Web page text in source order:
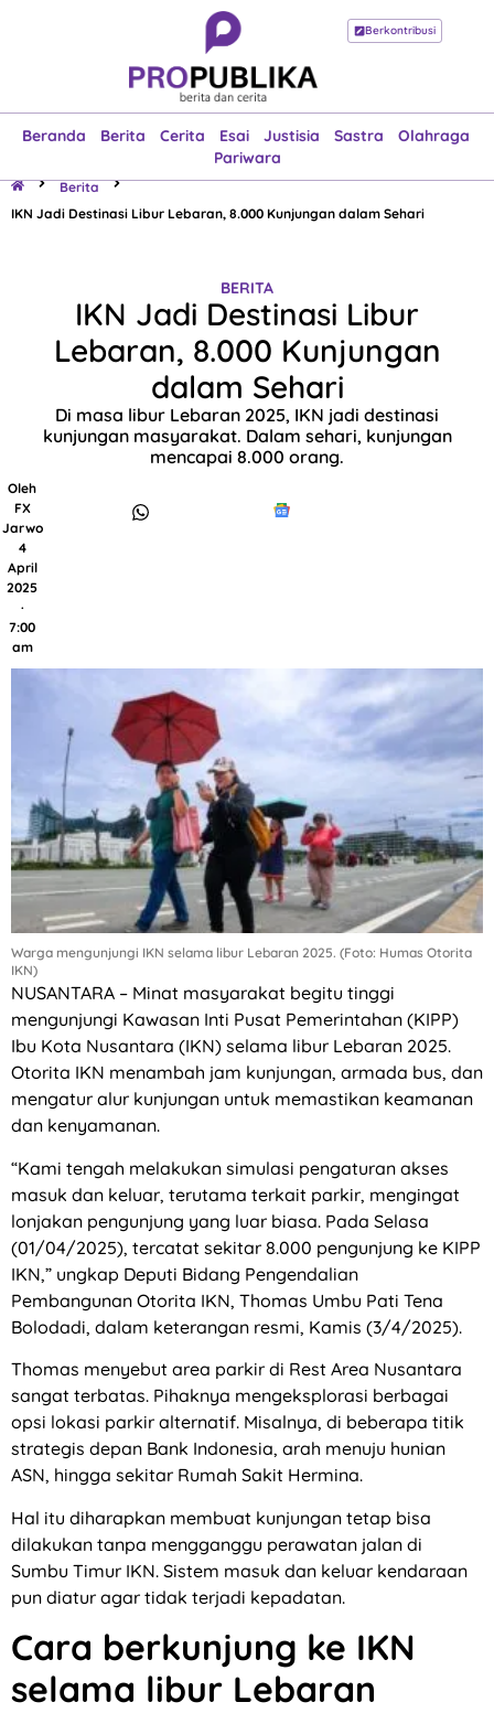
Berkontribusi
Beranda Berita Cerita Esai Justisia Sastra
Olahraga
Pariwara
Beranda
Esai
Justisia
Sastra
Olahraga
Pariwara
Berita
IKN Jadi Destinasi Libur Lebaran, 8.000 Kunjungan dalam Sehari
BERITA
IKN Jadi Destinasi Libur
Lebaran, 8.000 Kunjungan
dalam Sehari
Di masa libur Lebaran 2025, IKN jadi destinasi
kunjungan masyarakat. Dalam sehari, kunjungan
mencapai 8.000 orang.
Oleh
FX
Jarwo
4
April
2025
·
7:00
am
Warga mengunjungi IKN selama libur Lebaran 2025. (Foto: Humas Otorita
IKN)
NUSANTARA – Minat masyarakat begitu tinggi
mengunjungi Kawasan Inti Pusat Pemerintahan (KIPP)
Ibu Kota Nusantara (IKN) selama libur Lebaran 2025.
Otorita IKN menambah jam kunjungan, armada bus, dan
mengatur alur kunjungan untuk memastikan keamanan
dan kenyamanan.
“Kami tengah melakukan simulasi pengaturan akses
masuk dan keluar, terutama terkait parkir, mengingat
lonjakan pengunjung yang luar biasa. Pada Selasa
(01/04/2025), tercatat sekitar 8.000 pengunjung ke KIPP
IKN,” ungkap Deputi Bidang Pengendalian
Pembangunan Otorita IKN, Thomas Umbu Pati Tena
Bolodadi, dalam keterangan resmi, Kamis (3/4/2025).
Thomas menyebut area parkir di Rest Area Nusantara
sangat terbatas. Pihaknya mengeksplorasi berbagai
opsi lokasi parkir alternatif. Misalnya, di beberapa titik
strategis depan Bank Indonesia, arah menuju hunian
ASN, hingga sekitar Rumah Sakit Hermina.
Hal itu diharapkan membuat kunjungan tetap bisa
dilakukan tanpa mengganggu perawatan jalan di
Sumbu Timur IKN. Sistem masuk dan keluar kendaraan
pun diatur agar tidak terjadi kepadatan.
Cara berkunjung ke IKN
selama libur Lebaran